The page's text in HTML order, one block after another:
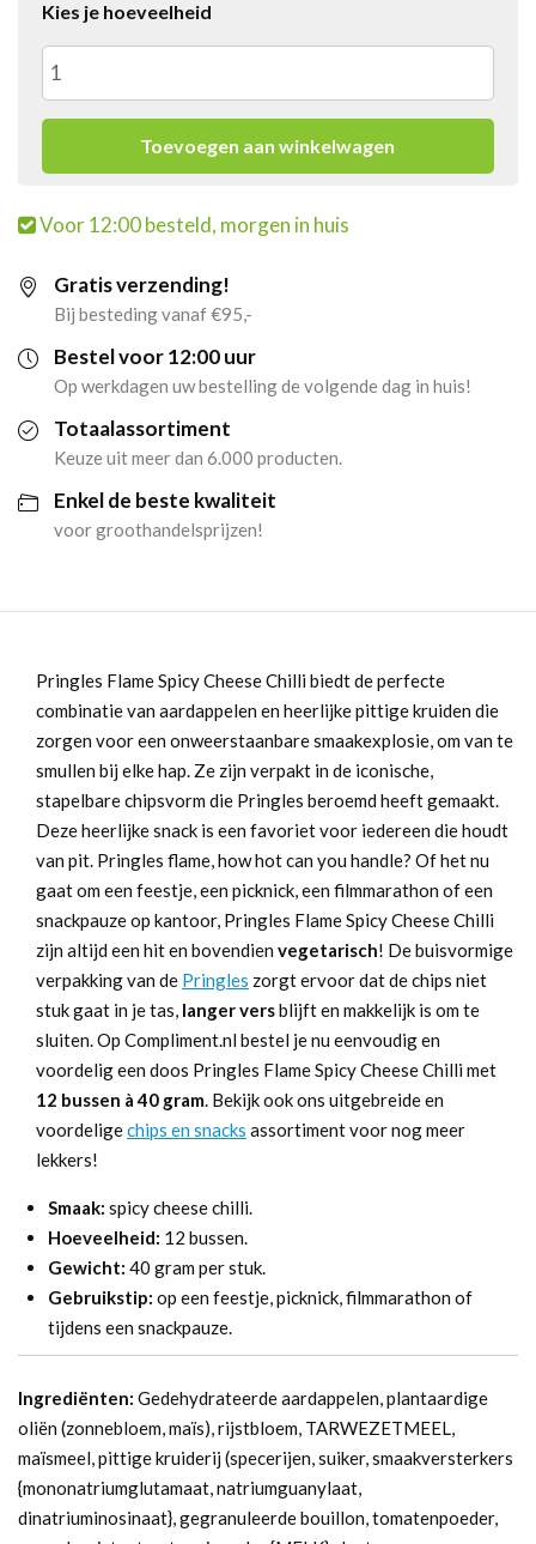
Kies je hoeveelheid
Pringles
Hot
Spicy
Klein
(36x
40gr)
(BOL)
aantal
Toevoegen aan winkelwagen
Voor 12:00 besteld, morgen in huis
Gratis verzending!
Bij besteding vanaf €95,-
Bestel voor 12:00 uur
Op werkdagen uw bestelling de volgende dag in huis!
Totaalassortiment
Keuze uit meer dan 6.000 producten.
Enkel de beste kwaliteit
voor groothandelsprijzen!
Pringles Flame Spicy Cheese Chilli biedt de perfecte
combinatie van aardappelen en heerlijke pittige kruiden die
zorgen voor een onweerstaanbare smaakexplosie, om van te
smullen bij elke hap. Ze zijn verpakt in de iconische,
stapelbare chipsvorm die Pringles beroemd heeft gemaakt.
Deze heerlijke snack is een favoriet voor iedereen die houdt
van pit. Pringles flame, how hot can you handle? Of het nu
gaat om een feestje, een picknick, een filmmarathon of een
snackpauze op kantoor, Pringles Flame Spicy Cheese Chilli
zijn altijd een hit en bovendien vegetarisch! De buisvormige
verpakking van de Pringles zorgt ervoor dat de chips niet
stuk gaat in je tas, langer versblijft en makkelijk is om te
sluiten. Op Compliment.nl bestel je nu eenvoudig en
voordelig een doos Pringles Flame Spicy Cheese Chilli met
12 bussen à 40 gram. Bekijk ook ons uitgebreide en
voordeligechips en snacks assortiment voor nog meer
lekkers!
Smaak: spicy cheese chilli.
Hoeveelheid: 12 bussen.
Gewicht: 40 gram per stuk.
Gebruikstip: op een feestje, picknick, filmmarathon of
tijdens een snackpauze.
Ingrediënten: Gedehydrateerde aardappelen, plantaardige
oliën (zonnebloem, maïs), rijstbloem, TARWEZETMEEL,
maïsmeel, pittige kruiderij (specerijen, suiker, smaakversterkers
{mononatriumglutamaat, natriumguanylaat,
dinatriuminosinaat}, gegranuleerde bouillon, tomatenpoeder,